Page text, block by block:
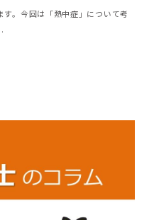
。今回は「熱中症」について考